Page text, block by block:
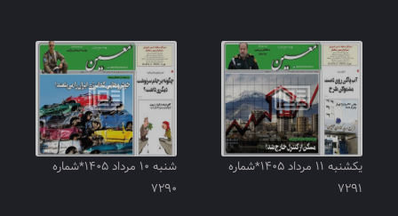
یکشنبه ۱۱ مرداد ۱۴۰۵*شماره
۷۲۹۱
شنبه ۱۰ مرداد ۱۴۰۵*شماره
۷۲۹۰